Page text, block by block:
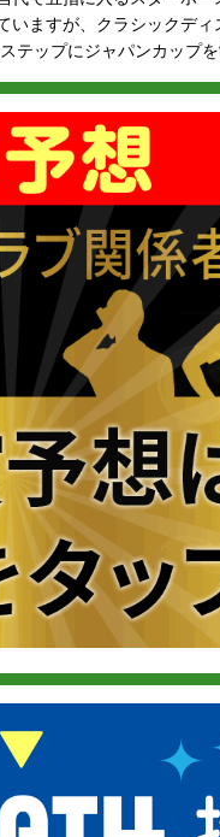
ますが、クラシックデ
テップにジャパンカップを